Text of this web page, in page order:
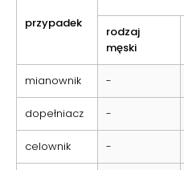
przypadek
rodzaj
męski
mianownik -
dopełniacz -
celownik -